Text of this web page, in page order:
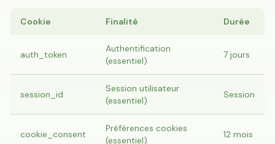
Cookie Finalité Durée
auth_token
Authentification
(essentiel)
7 jours
session_id
Session utilisateur
(essentiel)
Session
cookie_consent
Préférences cookies
(essentiel)
12 mois